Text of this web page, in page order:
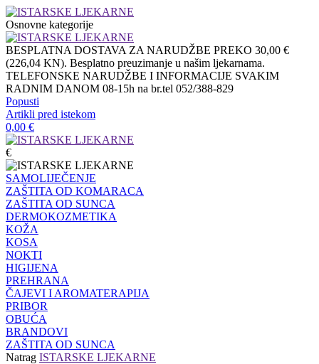
Osnovne kategorije
BESPLATNA DOSTAVA ZA NARUDŽBE PREKO 30,00 €
(226,04 KN). Besplatno preuzimanje u našim ljekarnama.
TELEFONSKE NARUDŽBE I INFORMACIJE SVAKIM
RADNIM DANOM 08-15h na br.tel 052/388-829
Popusti
Artikli pred istekom
0,00 €
€
SAMOLIJEČENJE
ZAŠTITA OD KOMARACA
ZAŠTITA OD SUNCA
DERMOKOZMETIKA
KOŽA
KOSA
NOKTI
HIGIJENA
PREHRANA
ČAJEVI I AROMATERAPIJA
PRIBOR
OBUĆA
BRANDOVI
ZAŠTITA OD SUNCA
Natrag ISTARSKE LJEKARNE